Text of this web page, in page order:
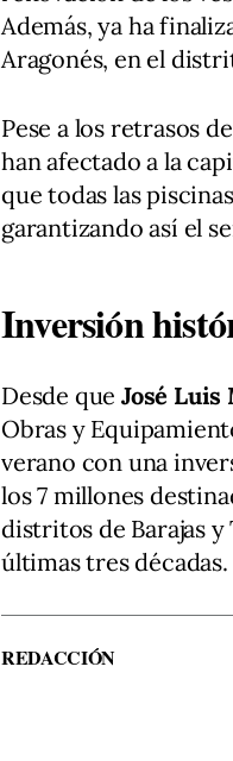
Además, ya ha
Aragonés, en el
Pese a los retrasos
han afectado a la
que todas las
garantizando así el
Inversión
Desde que José
Obras y
verano con una
los 7 millones
distritos de Barajas y
últimas tres décadas.
REDACCIÓN